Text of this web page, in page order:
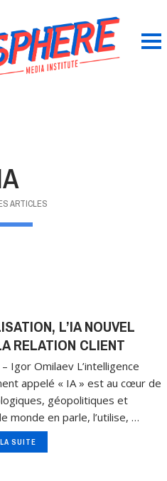
ARTICLES
L’IA NOUVEL
RELATION CLIENT
Igor Omilaev L’intelligence
appelé « IA » est au cœur de
géopolitiques et
monde en parle, l’utilise, …
SUITE